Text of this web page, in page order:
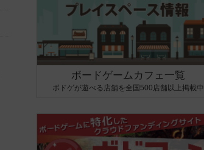
ボードゲームカフェ一覧
ボドゲが遊べる店舗を全国500店舗以上掲載中